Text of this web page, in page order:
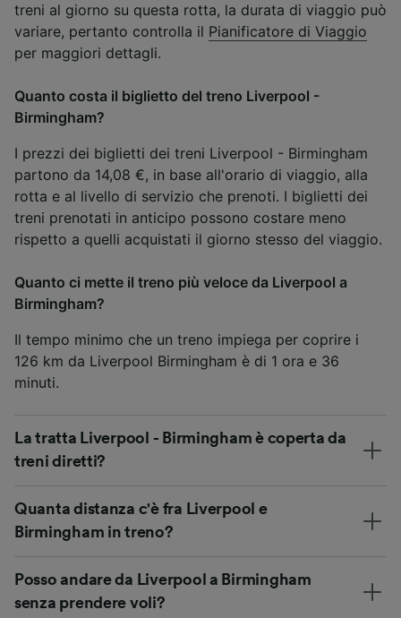
treni al giorno su questa rotta, la durata di viaggio può
variare, pertanto controlla il Pianificatore di Viaggio
per maggiori dettagli.
Quanto costa il biglietto del treno Liverpool -
Birmingham?
I prezzi dei biglietti dei treni Liverpool - Birmingham
partono da 14,08 €, in base all'orario di viaggio, alla
rotta e al livello di servizio che prenoti. I biglietti dei
treni prenotati in anticipo possono costare meno
rispetto a quelli acquistati il giorno stesso del viaggio.
Quanto ci mette il treno più veloce da Liverpool a
Birmingham?
Il tempo minimo che un treno impiega per coprire i
126 km da Liverpool Birmingham è di 1 ora e 36
minuti.
La tratta Liverpool - Birmingham è coperta da
treni diretti?
Quanta distanza c'è fra Liverpool e
Birmingham in treno?
Posso andare da Liverpool a Birmingham
senza prendere voli?